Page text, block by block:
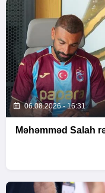
06.08.2026 - 16:31
Məhəmməd Salah